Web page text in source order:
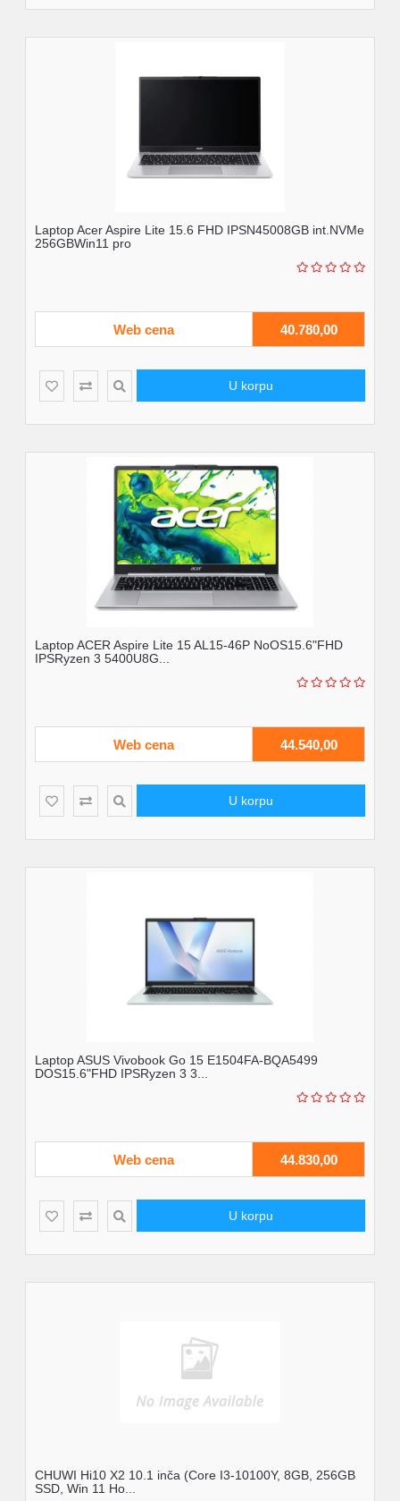
Laptop Acer Aspire Lite 15.6 FHD IPSN45008GB int.NVMe
256GBWin11 pro
Web cena 40.780,00
U korpu
Laptop ACER Aspire Lite 15 AL15-46P NoOS15.6"FHD
IPSRyzen 3 5400U8G...
Web cena 44.540,00
U korpu
Laptop ASUS Vivobook Go 15 E1504FA-BQA5499
DOS15.6"FHD IPSRyzen 3 3...
Web cena 44.830,00
U korpu
CHUWI Hi10 X2 10.1 inča (Core I3-10100Y, 8GB, 256GB
SSD, Win 11 Ho...